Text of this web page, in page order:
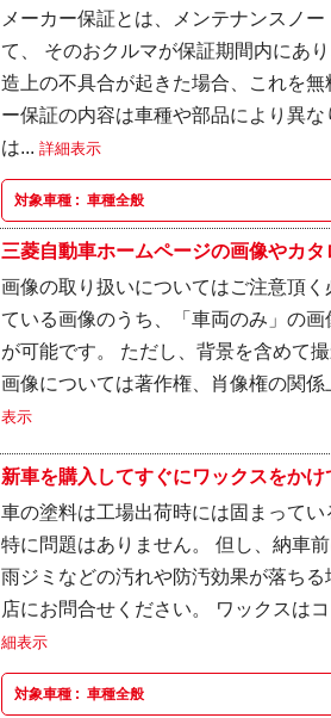
メーカー保証とは、メンテナンスノ
て、 そのおクルマが保証期間内にあ
造上の不具合が起きた場合、これを
ー保証の内容は車種や部品により異
は... 詳細表示
対象車種 : 車種全般
三菱自動車ホームページの画像やカ
画像の取り扱いについてはご注意頂
ている画像のうち、「車両のみ」の
が可能です。 ただし、背景を含めて
画像については著作権、肖像権の関
表示
新車を購入してすぐにワックスをかけ
車の塗料は工場出荷時には固まって
特に問題はありません。 但し、納車
雨ジミなどの汚れや防汚効果が落ち
店にお問合せください。 ワックスは
細表示
対象車種 : 車種全般